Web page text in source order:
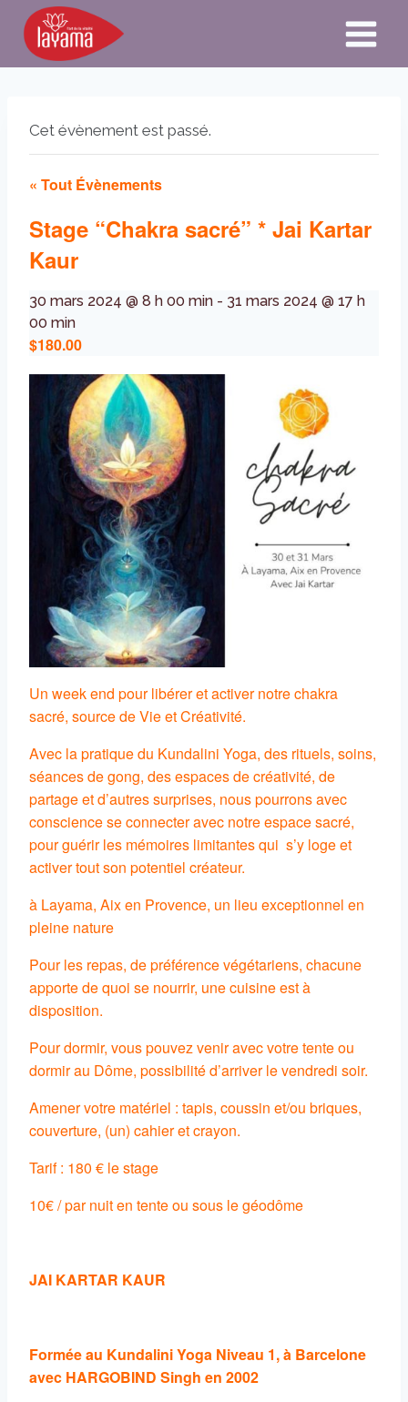
Aller
contenu
Cet évènement est passé.
« Tout Évènements
Stage “Chakra sacré” * Jai Kartar
Kaur
30 mars 2024 @ 8 h 00 min - 31 mars 2024 @ 17 h
00 min
$180.00
Un week end pour libérer et activer notre chakra
sacré, source de Vie et Créativité.
Avec la pratique du Kundalini Yoga, des rituels, soins,
séances de gong, des espaces de créativité, de
partage et d’autres surprises, nous pourrons avec
conscience se connecter avec notre espace sacré,
pour guérir les mémoires limitantes qui s’y loge et
activer tout son potentiel créateur.
à Layama, Aix en Provence, un lieu exceptionnel en
pleine nature
Pour les repas, de préférence végétariens, chacune
apporte de quoi se nourrir, une cuisine est à
disposition.
Pour dormir, vous pouvez venir avec votre tente ou
dormir au Dôme, possibilité d’arriver le vendredi soir.
Amener votre matériel : tapis, coussin et/ou briques,
couverture, (un) cahier et crayon.
Tarif : 180 € le stage
10€ / par nuit en tente ou sous le géodôme
JAI KARTAR KAUR
Formée au Kundalini Yoga Niveau 1, à Barcelone
avec HARGOBIND Singh en 2002